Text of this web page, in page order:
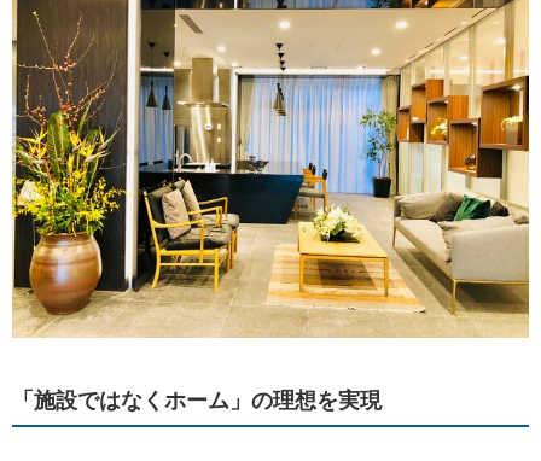
「施設ではなくホーム」の理想を実現